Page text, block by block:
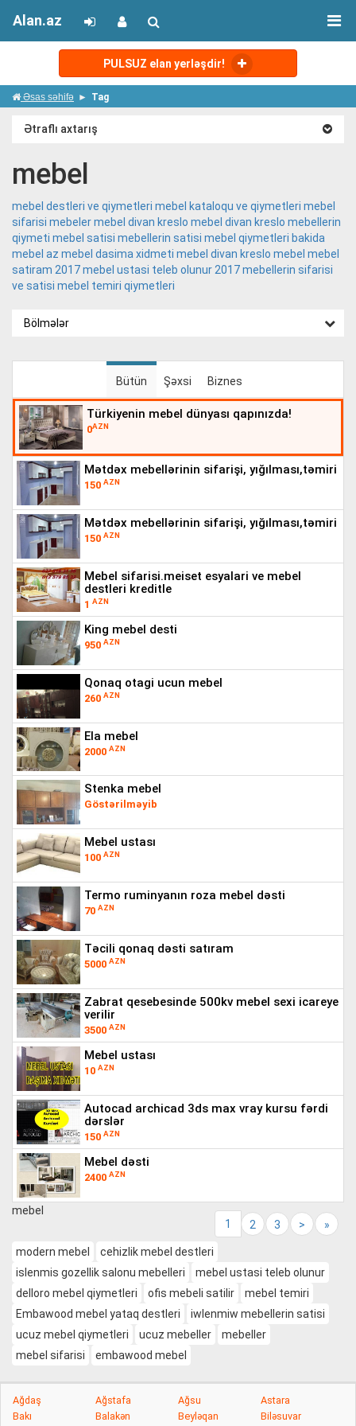
PULSUZ elan yerləşdir!
Alan.az
Əsas səhifə Tag
Ətraflı axtarış
mebel
mebel destleri ve qiymetleri mebel kataloqu ve qiymetleri mebel
sifarisi mebelermebel divan kreslo mebel divan kreslo mebellerin
qiymeti mebel satisi mebellerin satisi mebel qiymetleri bakida
mebel az mebel dasima xidmeti mebel divan kreslo mebel mebel
satiram 2017mebel ustasi teleb olunur 2017mebellerin sifarisi
ve satisi mebel temiri qiymetleri
Bölmələr
Bütün Şəxsi Biznes
türkiyenin mebel dünyası qapınızda!
0AZN
mətdəx mebellərinin sifarişi, yığılması,təmiri
150 AZN
mətdəx mebellərinin sifarişi, yığılması,təmiri
150 AZN
mebel sifarisi.meiset esyalari ve mebel
destleri kreditle
1 AZN
king mebel desti
950 AZN
qonaq otagi ucun mebel
260 AZN
ela mebel
2000 AZN
stenka mebel
Göstərilməyib
mebel ustası
100 AZN
termo ruminyanın roza mebel dəsti
70 AZN
təcili qonaq dəsti satıram
5000 AZN
zabrat qesebesinde 500kv mebel sexi icareye
verilir
3500 AZN
mebel ustası
10 AZN
autocad archicad 3ds max vray kursu fərdi
dərslər
150 AZN
mebel dəsti
2400 AZN
1 2 3 > »
mebel
modern mebel
cehizlik mebel destleri
islenmis gozellik salonu mebelleri
mebel ustasi teleb olunur
delloro mebel qiymetleri
ofis mebeli satilir
mebel temiri
Embawood mebel yataq destleri
iwlenmiw mebellerin satisi
ucuz mebel qiymetleri
ucuz mebeller
mebeller
mebel sifarisi
embawood mebel
Ağdaş Ağstafa Ağsu
Astara
Bakı
Balakən Beyləqan Biləsuvar